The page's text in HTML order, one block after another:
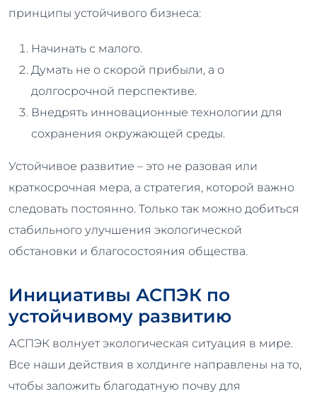
принципы устойчивого бизнеса:
Начинать с малого.
Думать не о скорой прибыли, а о
долгосрочной перспективе.
Внедрять инновационные технологии для
сохранения окружающей среды.
Устойчивое развитие – это не разовая или
краткосрочная мера, а стратегия, которой важно
следовать постоянно. Только так можно добиться
стабильного улучшения экологической
обстановки и благосостояния общества.
Инициативы АСПЭК по
устойчивому развитию
АСПЭК волнует экологическая ситуация в мире.
Все наши действия в холдинге направлены на то,
чтобы заложить благодатную почву для